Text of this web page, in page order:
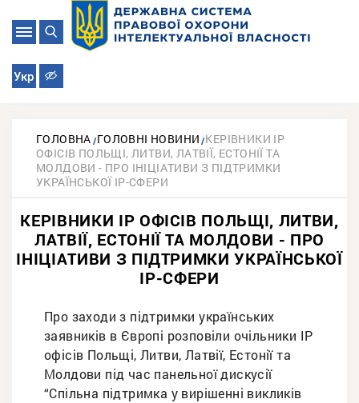
Укр
ГОЛОВНА ГОЛОВНІ НОВИНИ КЕРІВНИКИ IP
ОФІСІВ ПОЛЬЩІ, ЛИТВИ, ЛАТВІЇ, ЕСТОНІЇ ТА
МОЛДОВИ - ПРО ІНІЦІАТИВИ З ПІДТРИМКИ
УКРАЇНСЬКОЇ ІР-СФЕРИ
КЕРІВНИКИ IP ОФІСІВ ПОЛЬЩІ, ЛИТВИ,
ЛАТВІЇ, ЕСТОНІЇ ТА МОЛДОВИ - ПРО
ІНІЦІАТИВИ З ПІДТРИМКИ УКРАЇНСЬКОЇ
ІР-СФЕРИ
Про заходи з підтримки українських
заявників в Європі розповіли очільники ІР
офісів Польщі, Литви, Латвії, Естонії та
Молдови під час панельної дискусії
“Спільна підтримка у вирішенні викликів